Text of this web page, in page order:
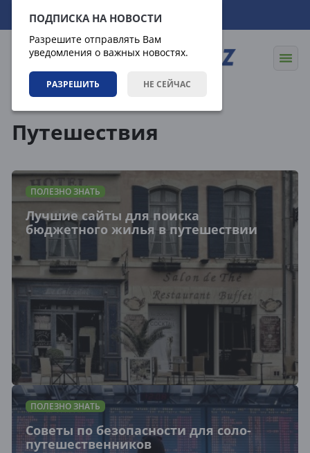
ПОДПИСКА НА НОВОСТИ
Разрешите отправлять Вам
уведомления о важных новостях.
РАЗРЕШИТЬ НЕ СЕЙЧАС
06.08.2026 19:51:04
Путешествия
ПОЛЕЗНО ЗНАТЬ
Лучшие сайты для поиска
бюджетного жилья в путешествии
ПОЛЕЗНО ЗНАТЬ
Советы по безопасности для соло-
путешественников